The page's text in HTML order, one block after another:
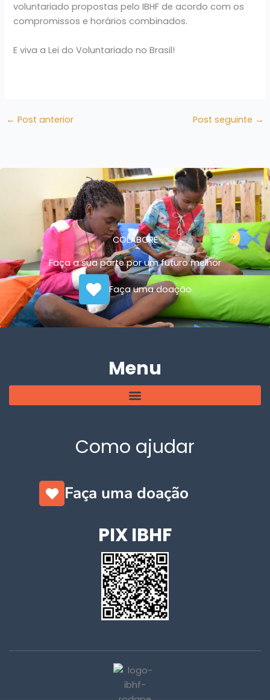
voluntariado propostas pelo IBHF de acordo com os
compromissos e horários combinados.
E viva a Lei do Voluntariado no Brasil!
← Post anterior Post seguinte →
COLABORE
Faça a sua parte por um futuro melhor
Faça uma doação
Menu
Como ajudar
Faça uma doação
PIX IBHF